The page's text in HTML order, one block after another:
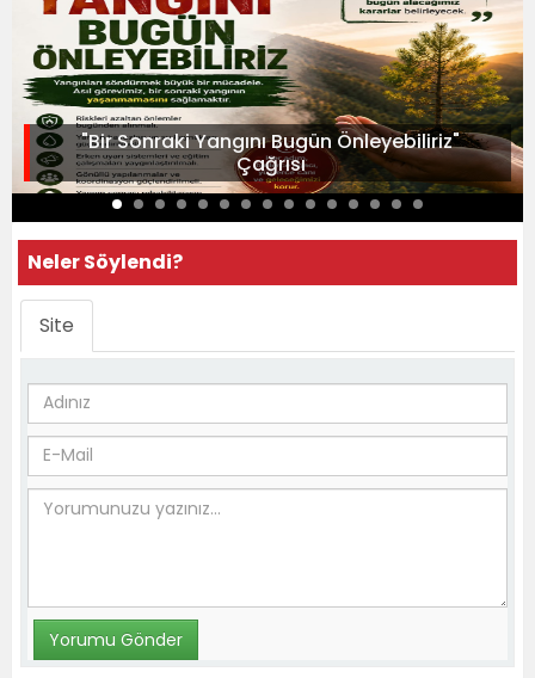
"Bir Sonraki Yangını Bugün Önleyebiliriz"
Çağrısı
Neler Söylendi?
Site